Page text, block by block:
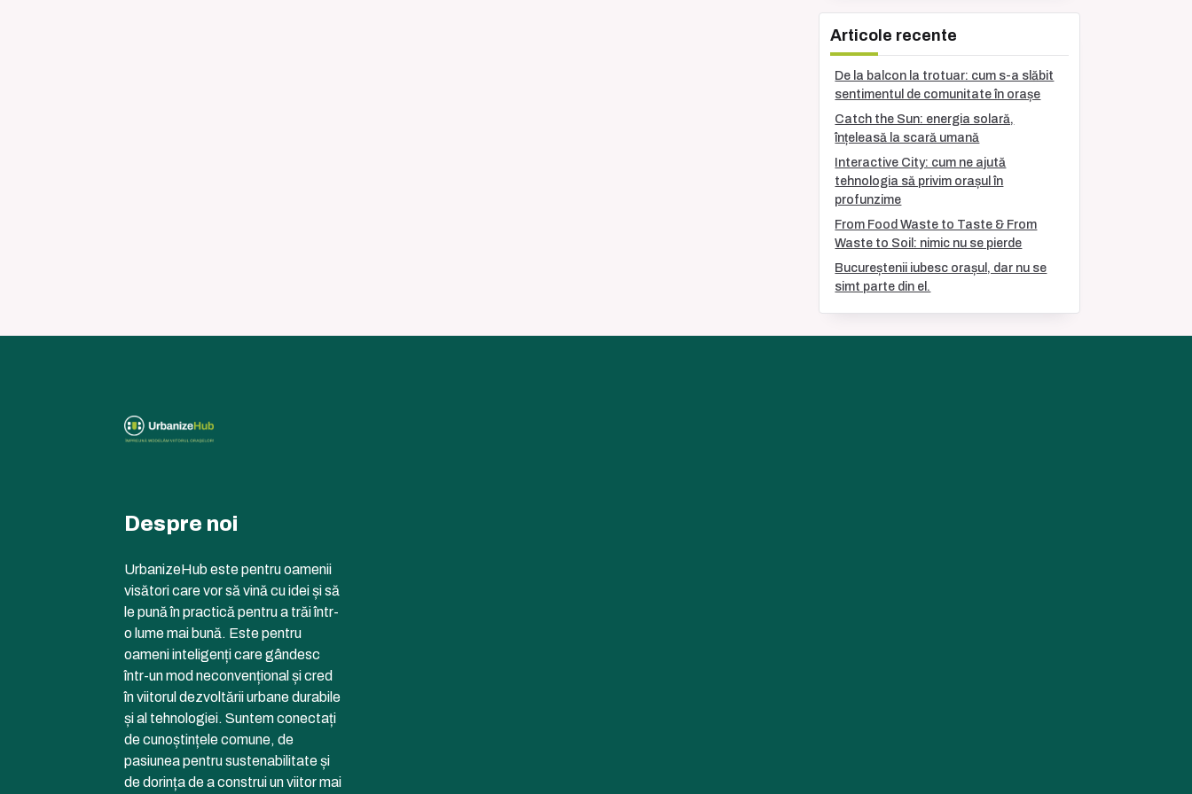
Articole recente
De la balcon la trotuar: cum s-a slăbit
sentimentul de comunitate în orașe
Catch the Sun: energia solară,
înțeleasă la scară umană
Interactive City: cum ne ajută
tehnologia să privim orașul în
profunzime
From Food Waste to Taste & From
Waste to Soil: nimic nu se pierde
Bucureștenii iubesc orașul, dar nu se
simt parte din el.
Despre noi
UrbanizeHub este pentru oamenii
visători care vor să vină cu idei și să
le pună în practică pentru a trăi într-
o lume mai bună. Este pentru
oameni inteligenți care gândesc
într-un mod neconvențional și cred
în viitorul dezvoltării urbane durabile
și al tehnologiei. Suntem conectați
de cunoștințele comune, de
pasiunea pentru sustenabilitate și
de dorința de a construi un viitor mai